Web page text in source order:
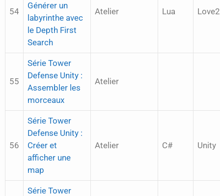
54
Générer un
labyrinthe avec
le Depth First
Search
Atelier Lua
55
Série Tower
Defense Unity :
Assembler les
morceaux
Atelier
56
Série Tower
Defense Unity :
Créer et
afficher une
map
Atelier C# Unity
Série Tower